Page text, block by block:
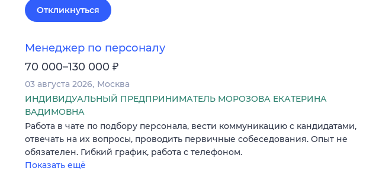
Откликнуться
Менеджер по персоналу
70 000–130 000 ₽
03 августа 2026 Москва
ИНДИВИДУАЛЬНЫЙ ПРЕДПРИНИМАТЕЛЬ МОРОЗОВА ЕКАТЕРИНА
ВАДИМОВНА
Работа в чате по подбору персонала, вести коммуникацию с кандидатами,
отвечать на их вопросы, проводить первичные собеседования. Опыт не
обязателен. Гибкий график, работа с телефоном.
Показать ещё